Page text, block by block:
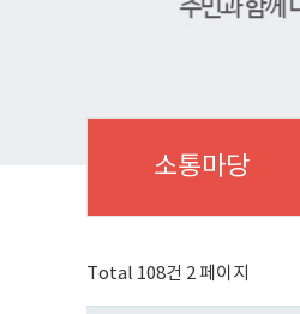
소통마당
Total 108건 2 페이지